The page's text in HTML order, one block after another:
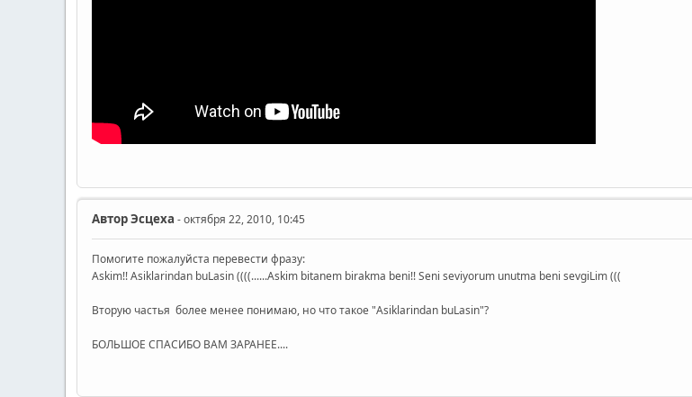
АвторЭсцеха - октября 22, 2010, 10:45
Помогите пожалуйста перевести фразу:
Askim!! Asiklarindan buLasin ((((......Askim bitanem birakma beni!! Seni seviyorum unutma beni sevgiLim (((
Вторую частья более менее понимаю, но что такое "Asiklarindan buLasin"?
БОЛЬШОЕ СПАСИБО ВАМ ЗАРАНЕЕ....